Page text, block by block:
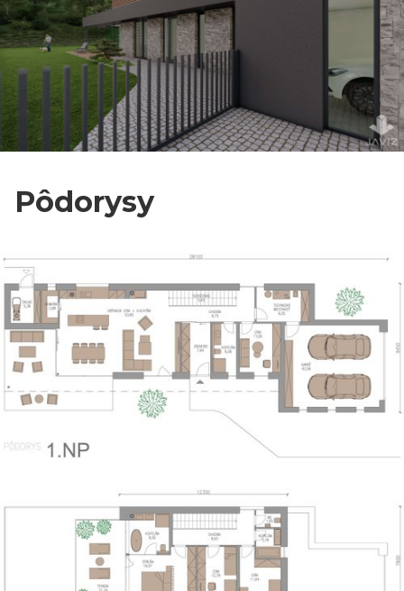
Pôdorysy